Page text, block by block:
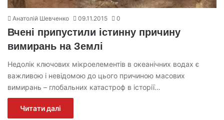
Анатолій Шевченко 09.11.2015 0
Вчені припустили істинну причину
вимирань на Землі
Недолік ключових мікроелементів в океанічних водах є
важливою і невідомою до цього причиною масових
вимирань – глобальних катастроф в історії…
Читати далі